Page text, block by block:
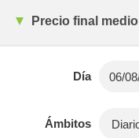
Precio final medio
Día
Ámbitos